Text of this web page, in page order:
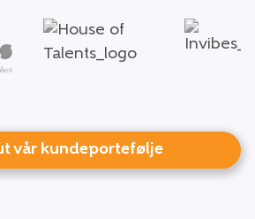
vår kundeportefølje